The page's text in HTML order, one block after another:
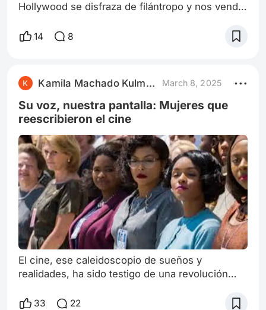
Hollywood se disfraza de filántropo y nos vende
Permítanme, con mi proverbial amargura,
alfombra roja, ese espectáculo de vanidad y
postureo, nos sirvió el menú de siempre:
celebridades intentando convencernos de que
sus v
14 8
Kamila Machado Kulmann March 8, 2025
Su voz, nuestra pantalla: Mujeres que
reescribieron el cine
El cine, ese caleidoscopio de sueños y
realidades, ha sido testigo de una revolución
como fuerza creadora y transformadora. Desde
33 22